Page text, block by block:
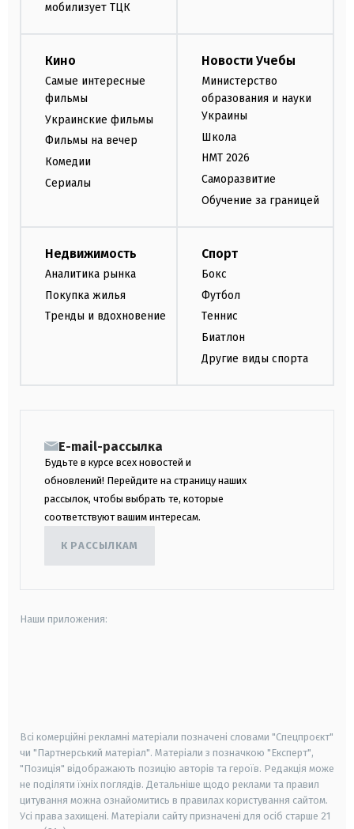
мобилизует ТЦК
Кино
Самые интересные
фильмы
Украинские фильмы
Фильмы на вечер
Комедии
Сериалы
Новости Учебы
Министерство
образования и науки
Украины
Школа
НМТ 2026
Саморазвитие
Обучение за границей
Недвижимость
Аналитика рынка
Покупка жилья
Тренды и вдохновение
Спорт
Бокс
Футбол
Теннис
Биатлон
Другие виды спорта
E-mail-рассылка
Будьте в курсе всех новостей и
обновлений! Перейдите на страницу наших
рассылок, чтобы выбрать те, которые
соответствуют вашим интересам.
К РАССЫЛКАМ
Наши приложения:
Всі комерційні рекламні матеріали позначені словами "Спецпроєкт"
чи "Партнерський матеріал". Матеріали з позначкою "Експерт",
"Позиція" відображають позицію авторів та героїв. Редакція може
не поділяти їхніх поглядів. Детальніше щодо реклами та правил
цитування можна ознайомитись в правилах користування сайтом.
Усі права захищені. Матеріали сайту призначені для осіб старше 21